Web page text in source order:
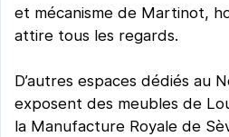
et mécanisme de Martinot,
attire tous les regards.
D’autres espaces dédiés au
exposent des meubles de
la Manufacture Royale de